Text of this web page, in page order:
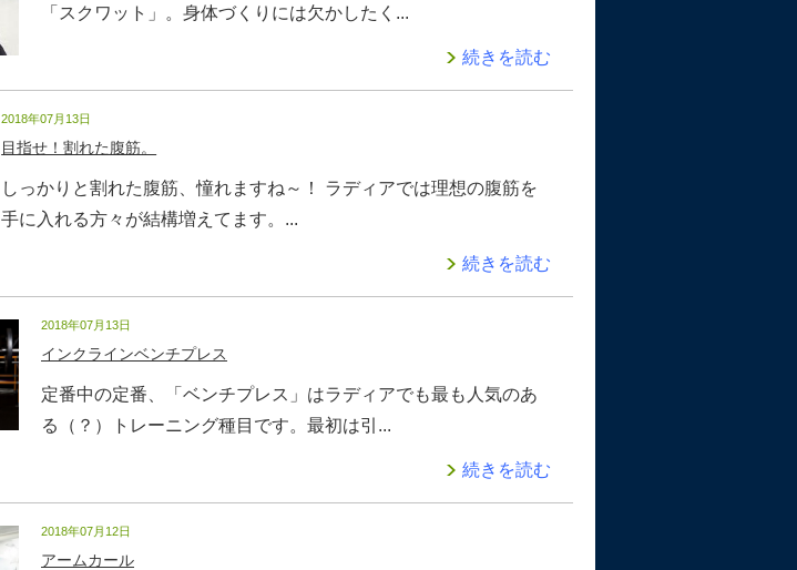
「スクワット」。身体づくりには欠かしたく...
続きを読む
2018年07月13日
目指せ！割れた腹筋。
しっかりと割れた腹筋、憧れますね～！ ラディアでは理想の腹筋を
手に入れる方々が結構増えてます。...
続きを読む
2018年07月13日
インクラインベンチプレス
定番中の定番、「ベンチプレス」はラディアでも最も人気のあ
る（？）トレーニング種目です。最初は引...
続きを読む
2018年07月12日
アームカール